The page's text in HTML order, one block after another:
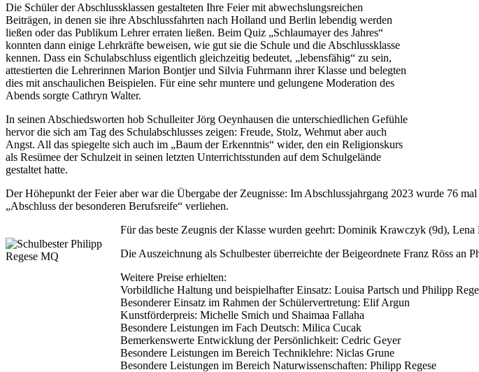
Die Schüler der Abschlussklassen gestalteten Ihre Feier mit abwechslungsreichen
Beiträgen, in denen sie ihre Abschlussfahrten nach Holland und Berlin lebendig werden
ließen oder das Publikum Lehrer erraten ließen. Beim Quiz „Schlaumayer des Jahres“
konnten dann einige Lehrkräfte beweisen, wie gut sie die Schule und die Abschlussklasse
kennen. Dass ein Schulabschluss eigentlich gleichzeitig bedeutet, „lebensfähig“ zu sein,
attestierten die Lehrerinnen Marion Bontjer und Silvia Fuhrmann ihrer Klasse und belegten
dies mit anschaulichen Beispielen. Für eine sehr muntere und gelungene Moderation des
Abends sorgte Cathryn Walter.
In seinen Abschiedsworten hob Schulleiter Jörg Oeynhausen die unterschiedlichen Gefühle
hervor die sich am Tag des Schulabschlusses zeigen: Freude, Stolz, Wehmut aber auch
Angst. All das spiegelte sich auch im „Baum der Erkenntnis“ wider, den ein Religionskurs
als Resümee der Schulzeit in seinen letzten Unterrichtsstunden auf dem Schulgelände
gestaltet hatte.
Der Höhepunkt der Feier aber war die Übergabe der Zeugnisse: Im Abschlussjahrgang 2023 wurde 76
„Abschluss der besonderen Berufsreife“ verliehen.
Für das beste Zeugnis der Klasse wurden geehrt: Dominik Krawczyk (9d),
Die Auszeichnung als Schulbester überreichte der Beigeordnete Franz Röss an
Weitere Preise erhielten:
Vorbildliche Haltung und beispielhafter Einsatz: Louisa Partsch und Philipp
Besonderer Einsatz im Rahmen der Schülervertretung: Elif Argun
Kunstförderpreis: Michelle Smich und Shaimaa Fallaha
Besondere Leistungen im Fach Deutsch: Milica Cucak
Bemerkenswerte Entwicklung der Persönlichkeit: Cedric Geyer
Besondere Leistungen im Bereich Techniklehre: Niclas Grune
Besondere Leistungen im Bereich Naturwissenschaften: Philipp Regese